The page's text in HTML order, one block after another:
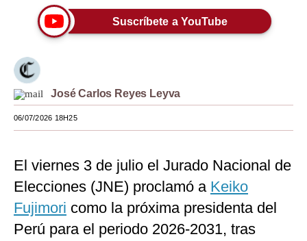
Estilos
Mundo
EEUU
Internacional
Tecnología
Suscríbete a YouTube
José Carlos Reyes Leyva
06/07/2026 18H25
El viernes 3 de julio el Jurado Nacional de
Elecciones (JNE) proclamó a Keiko
Fujimori como la próxima presidenta del
Perú para el periodo 2026-2031, tras